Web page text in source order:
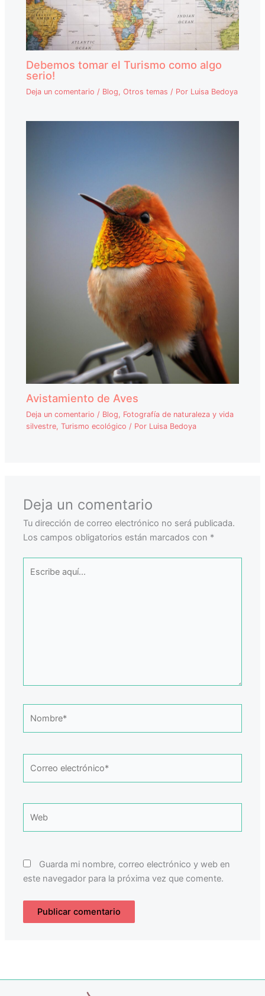
Debemos tomar el Turismo como algo
serio!
Deja un comentario / Blog,Otros temas / Por Luisa Bedoya
Avistamiento de Aves
Deja un comentario / Blog, Fotografía de naturaleza y vida
silvestre,Turismo ecológico / Por Luisa Bedoya
Deja un comentario
Tu dirección de correo electrónico no será publicada.
Los campos obligatorios están marcados con *
aquí...
electrónico*
Guarda mi nombre, correo electrónico y web en
este navegador para la próxima vez que comente.